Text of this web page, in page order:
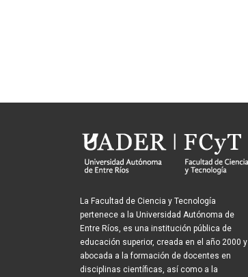
La Facultad de Ciencia y Tecnología
pertenece a la Universidad Autónoma de
Entre Ríos, es una institución pública de
educación superior, creada en el año 2000 y
abocada a la formación de docentes en
disciplinas científicas, así como a la